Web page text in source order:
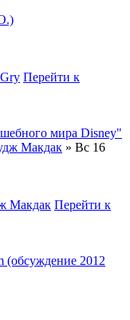
Перейти к
мира Disney"
Макдак » Вс 16
Макдак Перейти к
(обсуждение 2012